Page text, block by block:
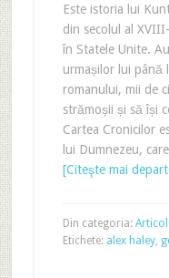
Este istoria lui
din secolul al
în Statele Unite.
urmașilor lui până
romanului, mii de
strămoșii și să își
Cartea Cronicilor
lui Dumnezeu,
[Citeşte mai
Din categoria:
Etichete: alex haley,